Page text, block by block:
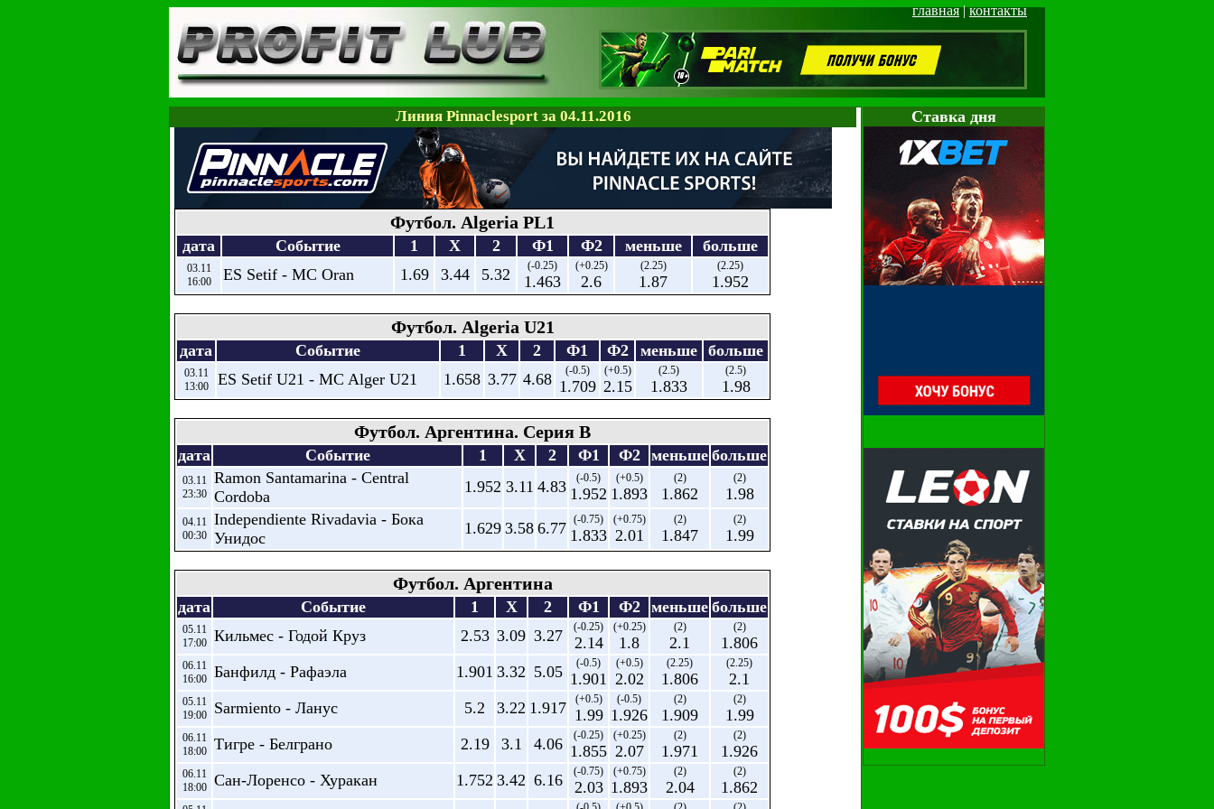
главная|контакты
Cтавка дня
Линия Pinnaclesport за 04.11.2016
Футбол. Algeria PL1
дата Событие 1 X 2 Ф1 Ф2 меньше больше
03.11
16:00
ES Setif - MC Oran 1.69 3.44 5.32 (-0.25)
1.463
(+0.25)
2.6
(2.25)
1.87
(2.25)
1.952
Футбол. Algeria U21
дата Событие 1 X 2 Ф1 Ф2 меньше больше
03.11
13:00
ES Setif U21 - MC Alger U21 1.658 3.77 4.68 (-0.5)
1.709
(+0.5)
2.15
(2.5)
1.833
(2.5)
1.98
Футбол. Аргентина. Серия В
дата Событие 1 X 2 Ф1 Ф2 меньше больше
03.11
23:30
Ramon Santamarina - Central
Cordoba
1.952 3.11 4.83 (-0.5)
1.952
(+0.5)
1.893
(2)
1.862
(2)
1.98
04.11
00:30
Independiente Rivadavia - Бока
Унидос
1.629 3.58 6.77 (-0.75)
1.833
(+0.75)
2.01
(2)
1.847
(2)
1.99
Футбол. Аргентина
дата Событие 1 X 2 Ф1 Ф2 меньше больше
05.11
17:00
Кильмес - Годой Круз 2.53 3.09 3.27 (-0.25)
2.14
(+0.25)
1.8
(2)
2.1
(2)
1.806
06.11
16:00
Банфилд - Рафаэла 1.901 3.32 5.05 (-0.5)
1.901
(+0.5)
2.02
(2.25)
1.806
(2.25)
2.1
05.11
19:00
Sarmiento - Ланус 5.2 3.22 1.917 (+0.5)
1.99
(-0.5)
1.926
(2)
1.909
(2)
1.99
06.11
18:00
Тигре - Белграно 2.19 3.1 4.06 (-0.25)
1.855
(+0.25)
2.07
(2)
1.971
(2)
1.926
06.11
18:00
Сан-Лоренсо - Хуракан 1.752 3.42 6.16 (-0.75)
2.03
(+0.75)
1.893
(2)
2.04
(2)
1.862